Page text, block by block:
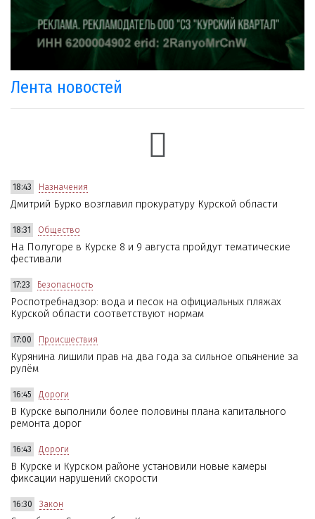
Лента новостей
18:43 Назначения
Дмитрий Бурко возглавил прокуратуру Курской области
18:31 Общество
На Полугоре в Курске 8 и 9 августа пройдут тематические
фестивали
17:23 Безопасность
Роспотребнадзор: вода и песок на официальных пляжах
Курской области соответствуют нормам
17:00 Происшествия
Курянина лишили прав на два года за сильное опьянение за
рулём
16:45 Дороги
В Курске выполнили более половины плана капитального
ремонта дорог
16:43 Дороги
В Курске и Курском районе установили новые камеры
фиксации нарушений скорости
16:30 Закон